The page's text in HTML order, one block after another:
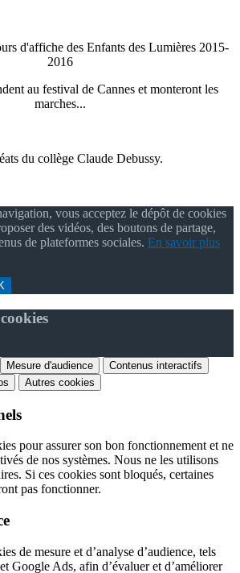
d'affiche des Enfants des Lumières 2015-
2016
au festival de Cannes et monteront les
marches...
du collège Claude Debussy.
vous acceptez le dépôt de cookies
des vidéos, des boutons de partage,
de plateformes sociales. En savoir plus
Mesure d'audience
Contenus interactifs
Autres cookies
pour assurer son bon fonctionnement et ne
de nos systèmes. Nous ne les utilisons
Si ces cookies sont bloqués, certaines
pas fonctionner.
de mesure et d’analyse d’audience, tels
Google Ads, afin d’évaluer et d’améliorer